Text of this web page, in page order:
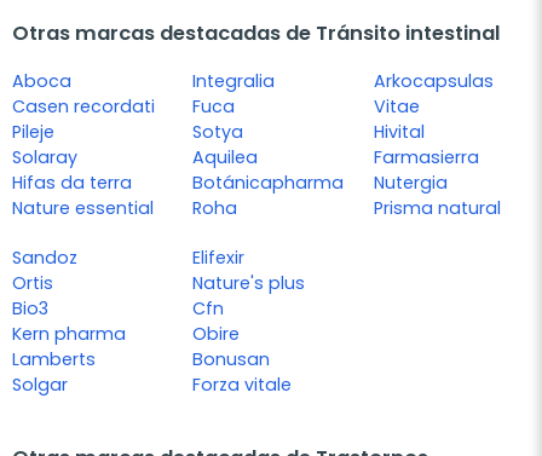
Otras marcas destacadas de Tránsito intestinal
Aboca
Casen recordati
Pileje
Solaray
Hifas da terra
Nature essential
Integralia
Fuca
Sotya
Aquilea
Botánicapharma
Roha
Arkocapsulas
Vitae
Hivital
Farmasierra
Nutergia
Prisma natural
Sandoz
Ortis
Bio3
Kern pharma
Lamberts
Solgar
Elifexir
Nature's plus
Cfn
Obire
Bonusan
Forza vitale